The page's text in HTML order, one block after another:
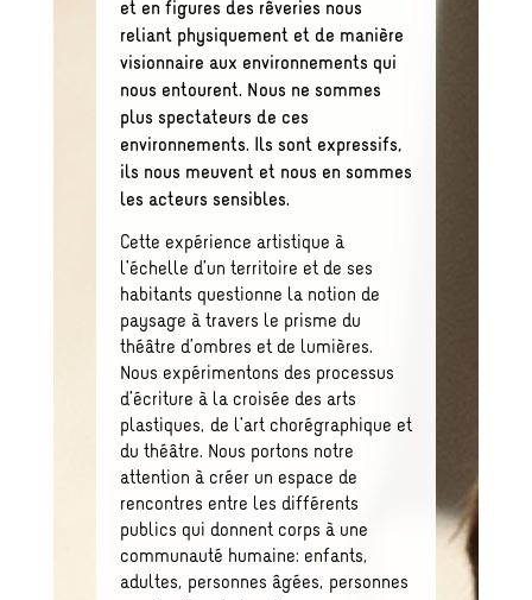
et en figures des rêveries nous
reliant physiquement et de manière
visionnaire aux environnements qui
nous entourent. Nous ne sommes
plus spectateurs de ces
environnements. Ils sont expressifs,
ils nous meuvent et nous en sommes
les acteurs sensibles.
Cette expérience artistique à
l’échelle d’un territoire et de ses
habitants questionne la notion de
paysage à travers le prisme du
théâtre d’ombres et de lumières.
Nous expérimentons des processus
d’écriture à la croisée des arts
plastiques, de l’art chorégraphique et
du théâtre. Nous portons notre
attention à créer un espace de
rencontres entre les différents
publics qui donnent corps à une
communauté humaine: enfants,
adultes, personnes âgées, personnes